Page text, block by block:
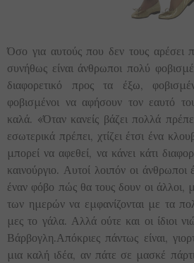
Όσο για αυτούς που δεν τους αρέσει
συνήθως είναι άνθρωποι πολύ
διαφορετικό προς τα έξω,
φοβισμένοι να αφήσουν τον εαυτό
καλά. «Όταν κανείς βάζει πολλά
εσωτερικά πρέπει, χτίζει έτσι ένα
μπορεί να αφεθεί, να κάνει κάτι
καινούργιο. Αυτοί λοιπόν οι άνθρωποι
έναν φόβο πώς θα τους δουν οι άλλοι,
των ημερών να εμφανίζονται με τα
μες το γάλα. Αλλά ούτε και οι ίδιοι
Βάρβογλη.Απόκριες πάντως είναι,
μια καλή ιδέα, αν πάτε σε μασκέ